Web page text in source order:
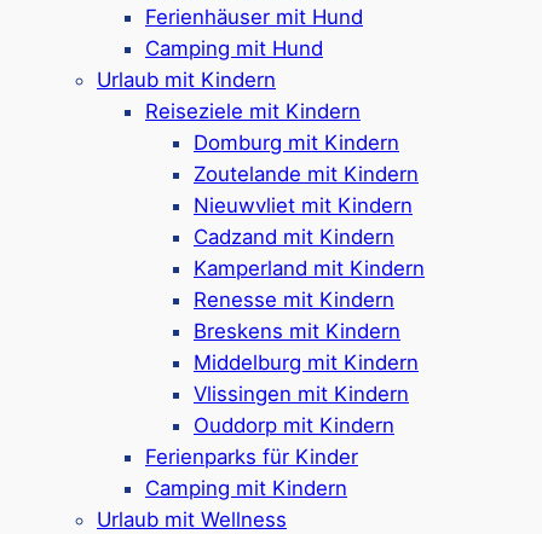
Ferienhäuser mit Hund
Camping mit Hund
Urlaub mit Kindern
Reiseziele mit Kindern
Domburg mit Kindern
Zoutelande mit Kindern
Nieuwvliet mit Kindern
Cadzand mit Kindern
Kamperland mit Kindern
Renesse mit Kindern
Breskens mit Kindern
Middelburg mit Kindern
Vlissingen mit Kindern
Ouddorp mit Kindern
Ferienparks für Kinder
Camping mit Kindern
Urlaub mit Wellness
Mehr ansehen*
Roompot Hof Domburg
Ferienpark inDomburg
Ferienhäuser, Campingplätze & Safarizelte
Für 2-10 Personen
Haustierfreie & haustierfreundliche
Unterkünfte
Barrierrefreie Häuser
Freibad & Hallenbad mit Rutschen
Wellness-Bereich mit Sauna, Solarium &
Dampfbad
Spielplätze, Sportplätze, Minigolf
1 km bis zum Strand